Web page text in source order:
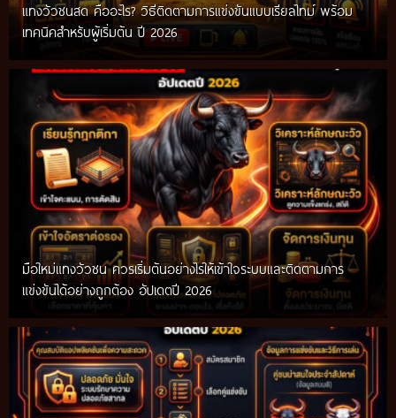
แทงวัวชนสด คืออะไร? วิธีติดตามการแข่งขันแบบเรียลไทม์ พร้อม
เทคนิคสำหรับผู้เริ่มต้น ปี 2026
มือใหม่แทงวัวชน ควรเริ่มต้นอย่างไรให้เข้าใจระบบและติดตามการ
แข่งขันได้อย่างถูกต้อง อัปเดตปี 2026